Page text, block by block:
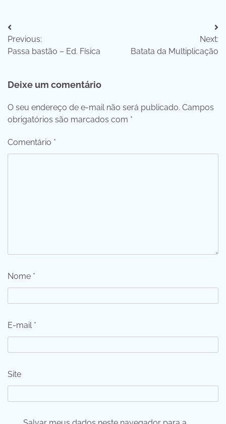
Navegação
de
Previous:
Passa bastão – Ed. Física
Next:
Batata da Multiplicação
Deixe um comentário
O seu endereço de e-mail não será publicado. Campos
obrigatórios são marcados com *
Comentário *
Nome *
E-mail *
Site